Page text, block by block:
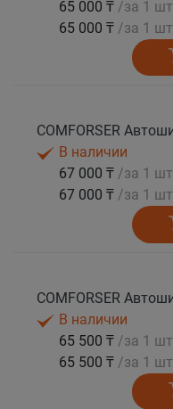
65 000 ₸ /за 1
65 000 ₸ /за 1
В наличии
67 000 ₸ /за 1
67 000 ₸ /за 1
В наличии
65 500 ₸ /за 1
65 500 ₸ /за 1